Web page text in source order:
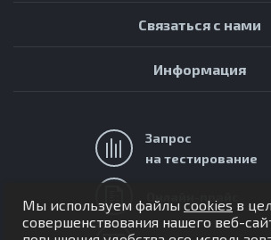
АРХИВ
FAQ
Мы используем файлы cookies в
совершенствования нашего веб-
Связаться с нами
Информация
Запрос
на тестирование